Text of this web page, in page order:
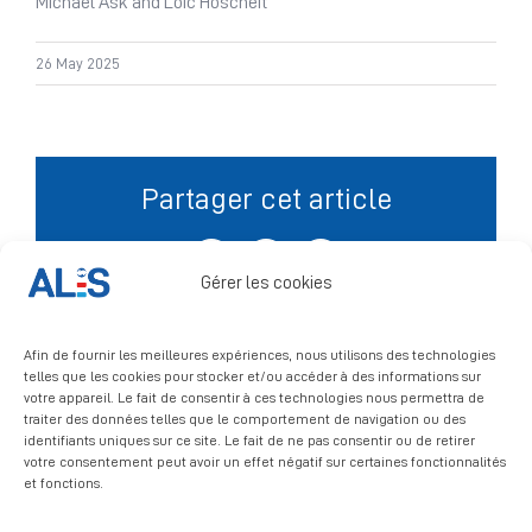
Gérer les cookies
Afin de fournir les meilleures expériences, nous utilisons des technologies
telles que les cookies pour stocker et/ou accéder à des informations sur
votre appareil. Le fait de consentir à ces technologies nous permettra de
traiter des données telles que le comportement de navigation ou des
identifiants uniques sur ce site. Le fait de ne pas consentir ou de retirer
votre consentement peut avoir un effet négatif sur certaines fonctionnalités
et fonctions.
Signalement
26 May 2025
Partager cet article